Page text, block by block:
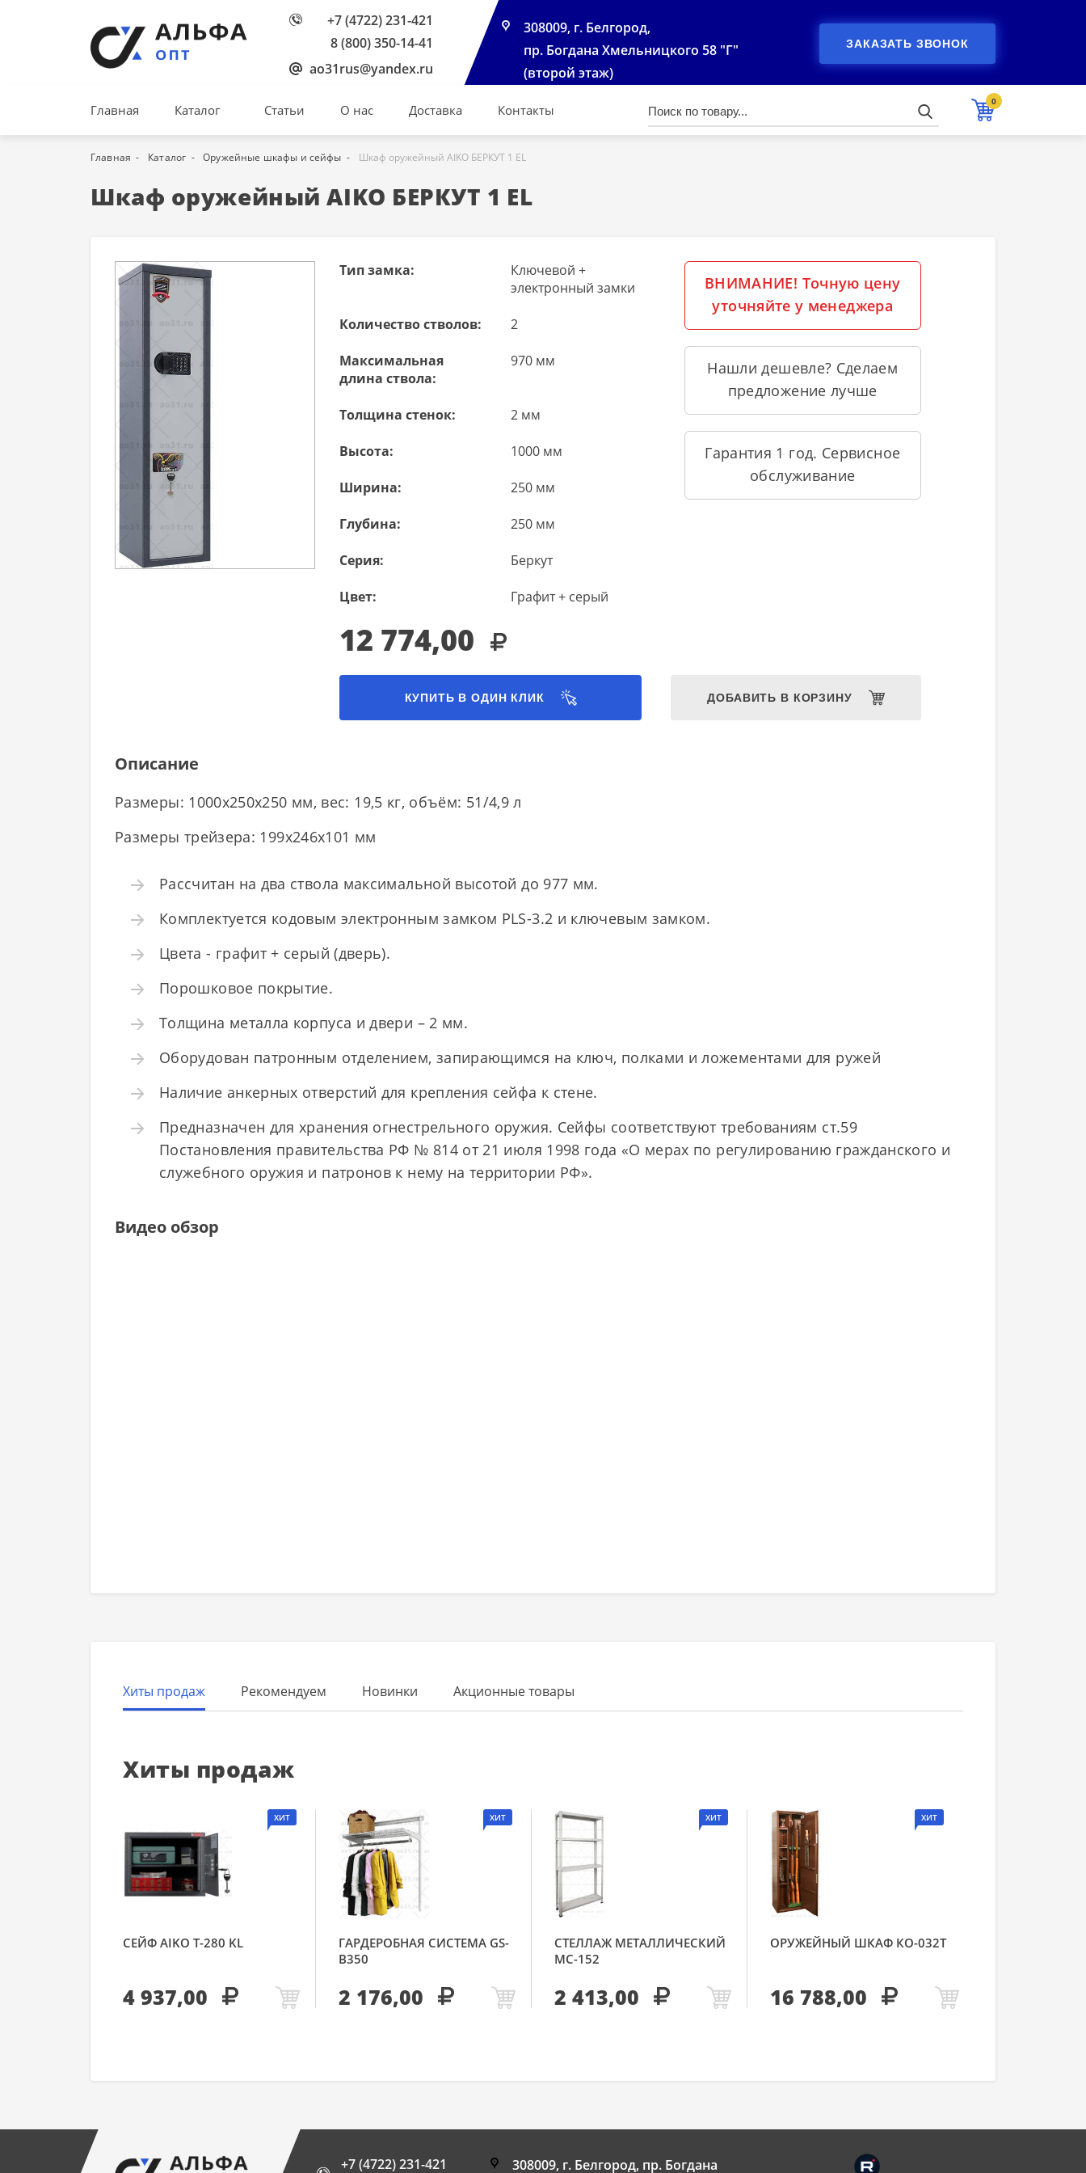
+7 (4722) 231-421
8 (800) 350-14-41
ao31rus@yandex.ru
308009, г. Белгород,
пр. Богдана Хмельницкого 58 "Г"
(второй этаж)
ЗАКАЗАТЬ ЗВОНОК
Главная Каталог Статьи О нас Доставка Контакты
0
Главная Каталог Оружейные шкафы и сейфы Шкаф оружейный AIKO БЕРКУТ 1 EL
Шкаф оружейный AIKO БЕРКУТ 1 EL
Тип замка:
Ключевой +
электронный замки
Количество стволов: 2
Максимальная
длина ствола:
970 мм
Толщина стенок: 2 мм
Высота: 1000 мм
Ширина: 250 мм
Глубина: 250 мм
Серия: Беркут
Цвет: Графит + серый
12 774,00
ВНИМАНИЕ! Точную цену
уточняйте у менеджера
Нашли дешевле? Сделаем
предложение лучше
Гарантия 1 год. Сервисное
обслуживание
КУПИТЬ В ОДИН КЛИК ДОБАВИТЬ В КОРЗИНУ
Описание
Размеры: 1000x250x250 мм, вес: 19,5 кг, объём: 51/4,9 л
Размеры трейзера: 199x246x101 мм
Рассчитан на два ствола максимальной высотой до 977 мм.
Комплектуется кодовым электронным замком PLS-3.2 и ключевым замком.
Цвета - графит + серый (дверь).
Порошковое покрытие.
Толщина металла корпуса и двери – 2 мм.
Оборудован патронным отделением, запирающимся на ключ, полками и ложементами для ружей
Наличие анкерных отверстий для крепления сейфа к стене.
Предназначен для хранения огнестрельного оружия. Сейфы соответствуют требованиям ст.59
Постановления правительства РФ № 814 от 21 июля 1998 года «О мерах по регулированию гражданского и
служебного оружия и патронов к нему на территории РФ».
Видео обзор
Хиты продаж Рекомендуем Новинки Акционные товары
Хиты продаж
ХИТ
СЕЙФ AIKO Т-280 KL
4 937,00
ХИТ
ГАРДЕРОБНАЯ СИСТЕМА GS-
В350
2 176,00
ХИТ
СТЕЛЛАЖ МЕТАЛЛИЧЕСКИЙ
МС-152
2 413,00
ХИТ
ОРУЖЕЙНЫЙ ШКАФ КО-032Т
16 788,00
+7 (4722) 231-421 308009, г. Белгород, пр. Богдана